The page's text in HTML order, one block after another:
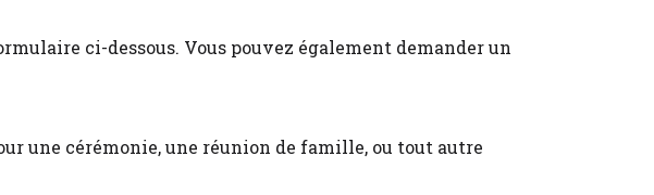
ci-dessous. Vous pouvez également demander un
une cérémonie, une réunion de famille, ou tout autre